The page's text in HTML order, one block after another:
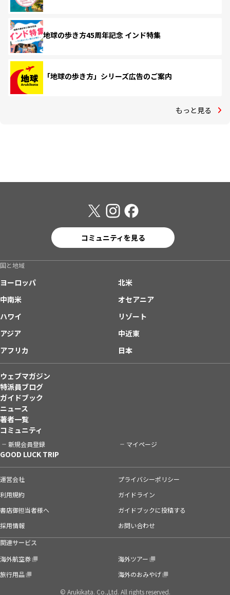
地球の歩き方45周年記念 インド特集
「地球の歩き方」シリーズ広告のご案内
もっと見る
コミュニティを見る
国と地域
ヨーロッパ
北米
中南米
オセアニア
ハワイ
リゾート
アジア
中近東
アフリカ
日本
ウェブマガジン
特派員ブログ
ガイドブック
ニュース
著者一覧
コミュニティ
新規会員登録 マイページ
GOOD LUCK TRIP
運営会社
プライバシーポリシー
利用規約
ガイドライン
書店御担当者様へ
ガイドブックに投稿する
採用情報
お問い合わせ
関連サービス
海外航空券
海外ツアー
旅行用品
海外のおみやげ
© Arukikata. Co.,Ltd. All rights reserved.